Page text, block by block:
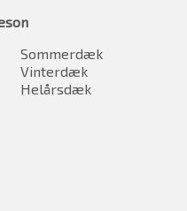
Sommerdæk
Vinterdæk
Helårsdæk